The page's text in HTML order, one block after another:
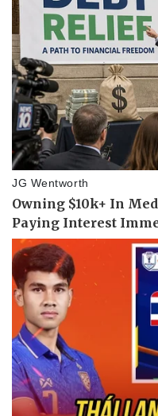
Thể thao
Bóng đá
Lịch thi đấu bóng đá
Thế giới thể thao
eSports
Hậu trường